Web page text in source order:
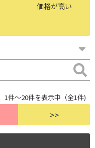
価格が高い
1件～20件を表示中（全1件)
>>